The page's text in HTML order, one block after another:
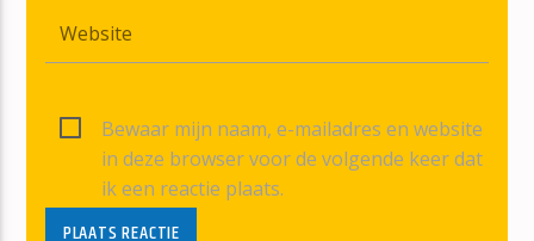
Bewaar mijn naam, e-mailadres en website
in deze browser voor de volgende keer dat
ik een reactie plaats.